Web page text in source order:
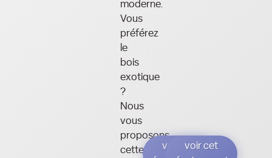
moderne.
Vous
préférez
le
bois
exotique
?
Nous
vous
proposons
cette
voir cetvoir cet